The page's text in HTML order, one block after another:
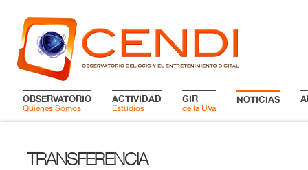
OBSERVATORIO
Quiénes Somos
ACTIVIDAD
Estudios
GIR
de la UVa
NOTICIAS
TRANSFERENCIA